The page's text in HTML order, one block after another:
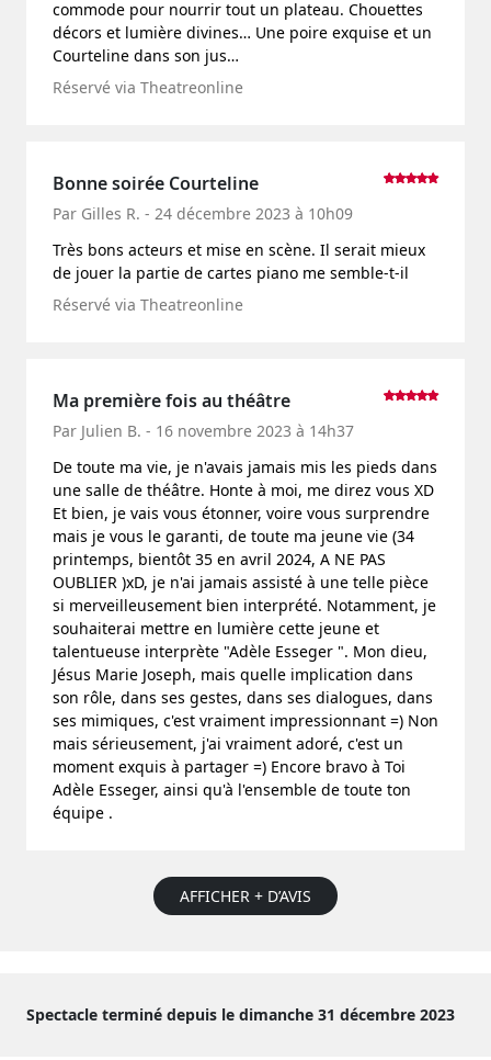
commode pour nourrir tout un plateau. Chouettes
décors et lumière divines… Une poire exquise et un
Courteline dans son jus…
Réservé via Theatreonline
Bonne soirée Courteline
Par Gilles R. - 24 décembre 2023 à 10h09
Très bons acteurs et mise en scène. Il serait mieux
de jouer la partie de cartes piano me semble-t-il
Réservé via Theatreonline
Ma première fois au théâtre
Par Julien B. - 16 novembre 2023 à 14h37
De toute ma vie, je n'avais jamais mis les pieds dans
une salle de théâtre. Honte à moi, me direz vous XD
Et bien, je vais vous étonner, voire vous surprendre
mais je vous le garanti, de toute ma jeune vie (34
printemps, bientôt 35 en avril 2024, A NE PAS
OUBLIER )xD, je n'ai jamais assisté à une telle pièce
si merveilleusement bien interprété. Notamment, je
souhaiterai mettre en lumière cette jeune et
talentueuse interprète "Adèle Esseger ". Mon dieu,
Jésus Marie Joseph, mais quelle implication dans
son rôle, dans ses gestes, dans ses dialogues, dans
ses mimiques, c'est vraiment impressionnant =) Non
mais sérieusement, j'ai vraiment adoré, c'est un
moment exquis à partager =) Encore bravo à Toi
Adèle Esseger, ainsi qu'à l'ensemble de toute ton
équipe .
AFFICHER + D’AVIS
Spectacle terminé depuis le dimanche 31 décembre 2023